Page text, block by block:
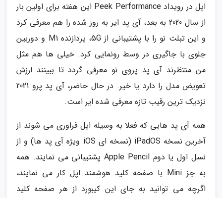
اپل در رویداد Peek Performance این هفته برای اولین بار
از سال 2020 به بعد، آی پد ایر به روز شده را هم معرفی کرد
و این تبلت نو را با پشتیبانی از 5G، پردازنده M1 و دوربین
جلوی با جاگیری در وسط رونمایی کرد. خیلی ها هم مثل
من منتظرند آی پد پروی نو معرفی گردد تا ببینند ارزش
تعویض مدل را دارد یا خیر. در حال حاضر، آی پد پرو 2021
نزدیک ترین رقیب تازه معرفی شده ایر است.
همه آی پد هایی که فعلا به وسیله اپل فراوری می شوند از
آخرین نسخه iPadOS (نسخه ای iOS ویژه آی پد ها) و از
نسل اول یا دوم Apple Pencil پشتیبانی می نمایند. همه
به جز Mini با صفحه کلید هوشمند اپل کار می نمایند،
اگرچه می توانید به جای این کیبورد از هر صفحه کلید